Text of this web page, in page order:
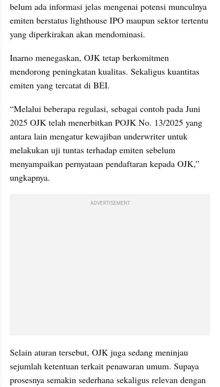
belum ada informasi jelas mengenai potensi munculnya
emiten berstatus lighthouse IPO maupun sektor tertentu
yang diperkirakan akan mendominasi.
Inarno menegaskan, OJK tetap berkomitmen
mendorong peningkatan kualitas. Sekaligus kuantitas
emiten yang tercatat di BEI.
“Melalui beberapa regulasi, sebagai contoh pada Juni
2025 OJK telah menerbitkan POJK No. 13/2025 yang
antara lain mengatur kewajiban underwriter untuk
melakukan uji tuntas terhadap emiten sebelum
menyampaikan pernyataan pendaftaran kepada OJK,”
ungkapnya.
ADVERTISEMENT
Selain aturan tersebut, OJK juga sedang meninjau
sejumlah ketentuan terkait penawaran umum. Supaya
prosesnya semakin sederhana sekaligus relevan dengan